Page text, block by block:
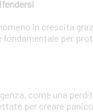
in crescita
per
come una
per creare